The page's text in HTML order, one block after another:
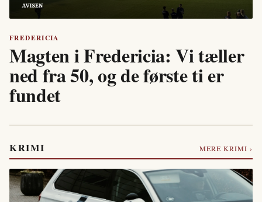
FREDERICIA
Magten i Fredericia: Vi tæller
ned fra 50, og de første ti er
fundet
KRIMI MERE KRIMI ›